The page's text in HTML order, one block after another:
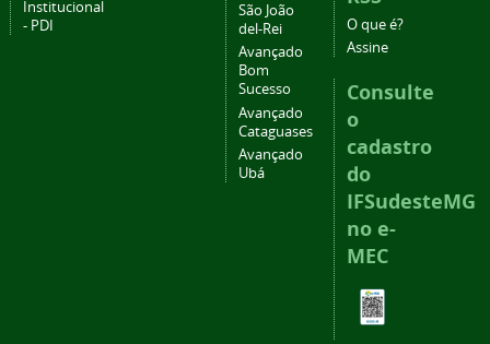
Institucional
- PDI
São João
del-Rei
Avançado
Bom
Sucesso
Avançado
Cataguases
Avançado
Ubá
O que é?
Assine
Consulte
o
cadastro
do
IFSudesteMG
no e-
MEC